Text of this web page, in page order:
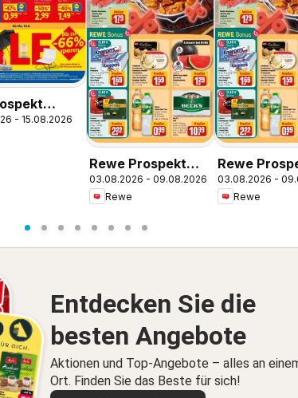
- 15.08.2026
Rewe Prospekt
Bremen
03.08.2026 - 09.08.2026
Rewe
Rewe
Rastede
03.08.2026 -
Rewe
Entdecken Sie die
besten Angebote
Aktionen und Top-Angebote – alles an
Ort. Finden Sie das Beste für sich!